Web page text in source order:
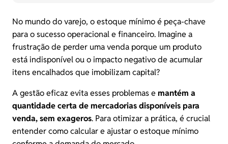
No mundo do varejo, o estoque mínimo é peça-chave
para o sucesso operacional e financeiro. Imagine a
frustração de perder uma venda porque um produto
está indisponível ou o impacto negativo de acumular
itens encalhados que imobilizam capital?
A gestão eficaz evita esses problemas e mantém a
quantidade certa de mercadorias disponíveis para
venda, sem exageros. Para otimizar a prática, é crucial
entender como calcular e ajustar o estoque mínimo